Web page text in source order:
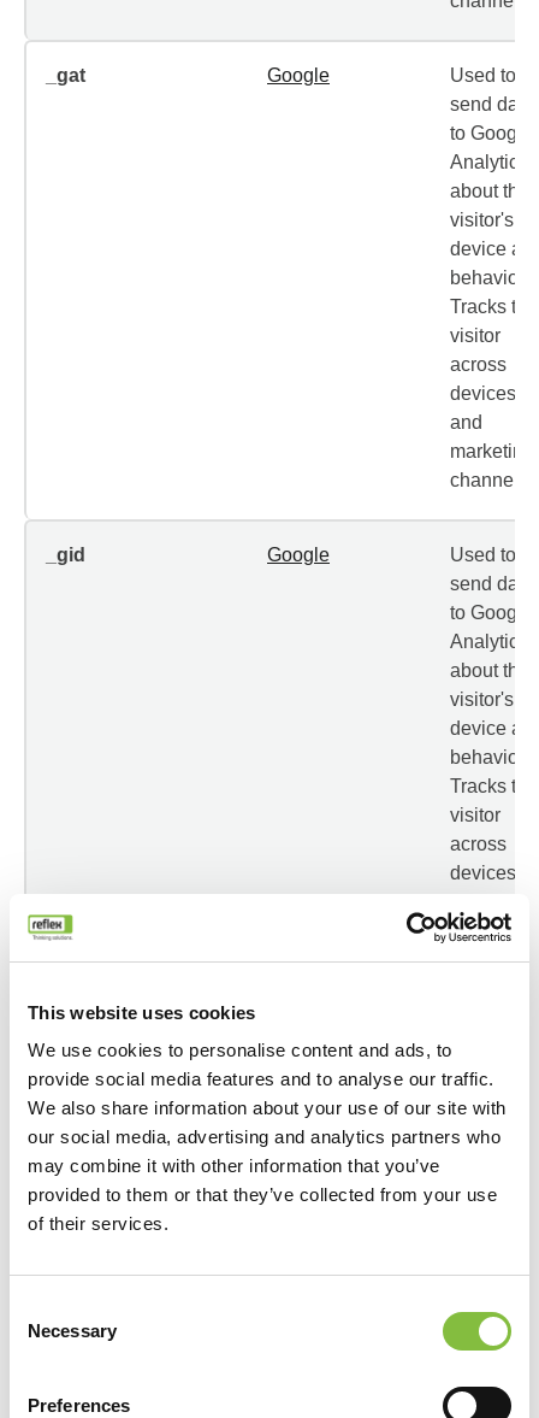
This website uses cookies
We use cookies to personalise content and ads, to
provide social media features and to analyse our traffic.
We also share information about your use of our site with
our social media, advertising and analytics partners who
may combine it with other information that you’ve
provided to them or that they’ve collected from your use
of their services.
Selection
Necessary
Preferences
_gat Google
Used to
send data
to Google
Analytics
about the
visitor's
device
behavior.
Tracks the
visitor
across
devices
and
marketing
channels.
_gid Google
Used to
send data
to Google
Analytics
about the
visitor's
device
behavior.
Tracks the
visitor
across
devices
marketing
channels.
user’s
navigation
and
on the
compile
statistical
heatmaps